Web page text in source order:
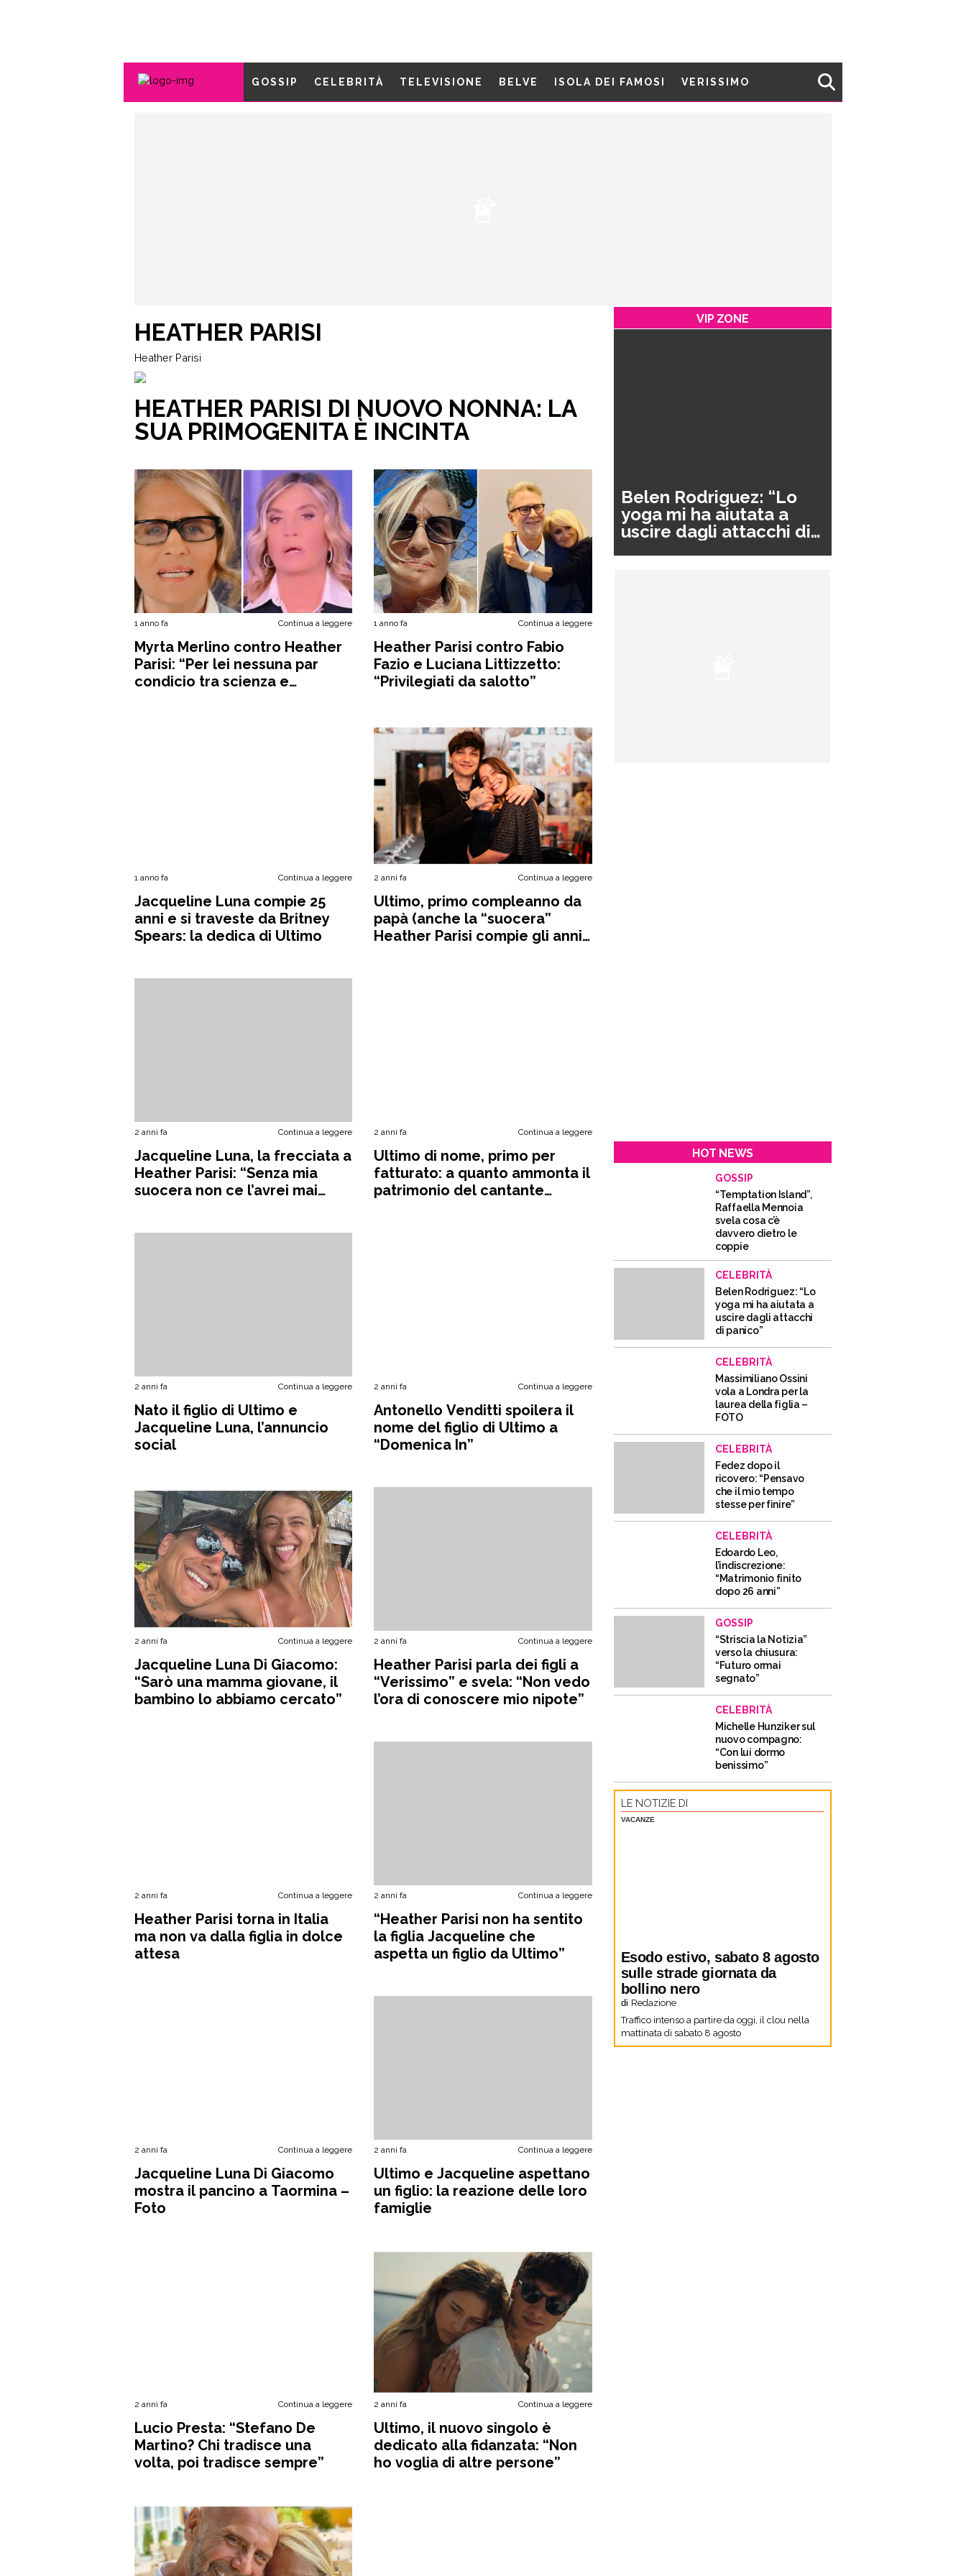
GOSSIP CELEBRITÀ TELEVISIONE BELVE ISOLA DEI FAMOSI VERISSIMO
HEATHER PARISI
Heather Parisi
HEATHER PARISI DI NUOVO NONNA: LA
SUA PRIMOGENITA È INCINTA
1 anno fa Continua a leggere
Myrta Merlino contro Heather
Parisi: “Per lei nessuna par
condicio tra scienza e
1 anno fa Continua a leggere
Heather Parisi contro Fabio
Fazio e Luciana Littizzetto:
“Privilegiati da salotto”
1 anno fa Continua a leggere
Jacqueline Luna compie 25
anni e si traveste da Britney
Spears: la dedica di Ultimo
2 anni fa Continua a leggere
Ultimo, primo compleanno da
papà (anche la “suocera”
Heather Parisi compie gli anni
2 anni fa Continua a leggere
Jacqueline Luna, la frecciata a
Heather Parisi: “Senza mia
suocera non ce l’avrei mai
2 anni fa Continua a leggere
Ultimo di nome, primo per
fatturato: a quanto ammonta il
patrimonio del cantante
2 anni fa Continua a leggere
Nato il figlio di Ultimo e
Jacqueline Luna, l’annuncio
social
2 anni fa Continua a leggere
Antonello Venditti spoilera il
nome del figlio di Ultimo a
“Domenica In”
2 anni fa Continua a leggere
Jacqueline Luna Di Giacomo:
“Sarò una mamma giovane, il
bambino lo abbiamo cercato”
2 anni fa Continua a leggere
Heather Parisi parla dei figli a
“Verissimo” e svela: “Non vedo
l’ora di conoscere mio nipote”
2 anni fa Continua a leggere
Heather Parisi torna in Italia
ma non va dalla figlia in dolce
attesa
2 anni fa Continua a leggere
“Heather Parisi non ha sentito
la figlia Jacqueline che
aspetta un figlio da Ultimo”
2 anni fa Continua a leggere
Jacqueline Luna Di Giacomo
mostra il pancino a Taormina –
Foto
2 anni fa Continua a leggere
Ultimo e Jacqueline aspettano
un figlio: la reazione delle loro
famiglie
2 anni fa Continua a leggere
Lucio Presta: “Stefano De
Martino? Chi tradisce una
volta, poi tradisce sempre”
2 anni fa Continua a leggere
Ultimo, il nuovo singolo è
dedicato alla fidanzata: “Non
ho voglia di altre persone”
VIP ZONE
Belen Rodriguez: “Lo
yoga mi ha aiutata a
uscire dagli attacchi di
HOT NEWS
GOSSIP
“Temptation Island”,
Raffaella Mennoia
svela cosa c’è
davvero dietro le
coppie
CELEBRITÀ
Belen Rodriguez: “Lo
yoga mi ha aiutata a
uscire dagli attacchi
di panico”
CELEBRITÀ
Massimiliano Ossini
vola a Londra per la
laurea della figlia –
FOTO
CELEBRITÀ
Fedez dopo il
ricovero: “Pensavo
che il mio tempo
stesse per finire”
CELEBRITÀ
Edoardo Leo,
l’indiscrezione:
“Matrimonio finito
dopo 26 anni”
GOSSIP
“Striscia la Notizia”
verso la chiusura:
“Futuro ormai
segnato”
CELEBRITÀ
Michelle Hunziker sul
nuovo compagno:
“Con lui dormo
benissimo”
LE NOTIZIE DI
VACANZE
Esodo estivo, sabato 8 agosto
sulle strade giornata da
bollino nero
di Redazione
Traffico intenso a partire da oggi, il clou nella
mattinata di sabato 8 agosto